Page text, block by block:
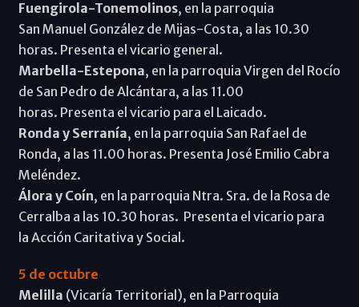
Fuengirola-Tonemolinos, en la parroquia
San Manuel González de Mijas-Costa, a las 10.30
horas. Presenta el vicario general.
Marbella-Estepona, en la parroquia Virgen del Rocío
de San Pedro de Alcántara, a las 11.00
horas. Presenta el vicario para el Laicado.
Ronda y Serranía, en la parroquia San Rafael de
Ronda, a las 11.00 horas. Presenta José Emilio Cabra
Meléndez.
Álora y Coín, en la parroquia Ntra. Sra. de la Rosa de
Cerralba a las 10.30 horas. Presenta el vicario para
la Acción Caritativa y Social.
5 de octubre
Melilla (Vicaría Territorial), en la Parroquia